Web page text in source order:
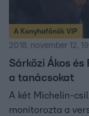
A Konyhafőnök VIP
2018. november 12.
Sárközi Ákos
a tanácsokat
A két Michelin-
monitorozta a